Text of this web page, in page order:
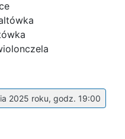
2025 roku, godz. 19:00